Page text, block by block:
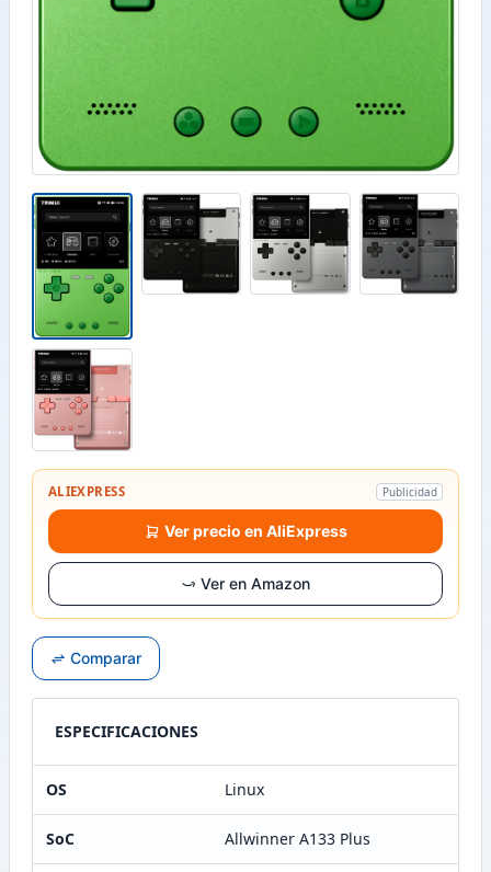
ALIEXPRESS Publicidad
Ver precio en AliExpress
Ver en Amazon
Comparar
ESPECIFICACIONES
OS Linux
SoC Allwinner A133 Plus